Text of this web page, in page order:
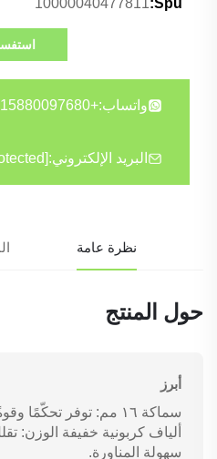
Spu:
10000040477811
واتساب:+86-15880097680
البريد الإلكتروني:
نظرة عامة
حول المنتج
أبرز
سماكة ١٦ مم: توفر تحكّمًا وقوةً مثاليين في كل ضربة.
ألياف كربونية خفيفة الوزن:
سهولة المناورة.